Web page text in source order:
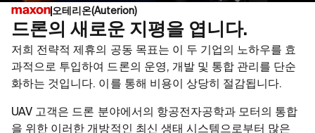
데이터 시트
3D STEP
UAV-ESC 52/30
무게(케이블 포함, 하우징 포함): 102g
리튬 이온 배터리: 3S - 12 S
무게(
오테리온(Auterion)
드론의 새로운 지평을 엽니다.
저희 전략적 제휴의 공동 목표는 이 두 기업의 노하우를 효
과적으로 투입하여 드론의 운영, 개발 및 통합 관리를 단순
화하는 것입니다. 이를 통해 비용이 상당히 절감됩니다.
UAV 고객은 드론 분야에서의 항공전자공학과 모터의 통합
을 위한 이러한 개방적인 최신 생태 시스템으로부터 많은